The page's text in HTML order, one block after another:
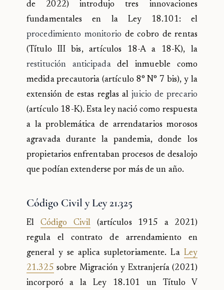
de 2022) introdujo tres innovaciones
fundamentales en la Ley 18.101: el
procedimiento monitorio de cobro de rentas
(Título III bis, artículos 18-A a 18-K), la
restitución anticipadadel inmueble como
medida precautoria (artículo 8° N° 7 bis), y la
extensión de estas reglas aljuicio de precario
(artículo 18-K). Esta ley nació como respuesta
a la problemática de arrendatarios morosos
agravada durante la pandemia, donde los
propietarios enfrentaban procesos de desalojo
que podían extenderse por más de un año.
Código Civil y Ley 21.325
El Código Civil (artículos 1915 a 2021)
regula el contrato de arrendamiento en
general y se aplica supletoriamente. La Ley
21.325 sobre Migración y Extranjería (2021)
incorporó a la Ley 18.101 un Título V